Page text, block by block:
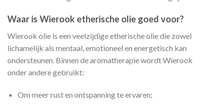
Waar is Wierook etherische olie goed voor?
Wierook olie is een veelzijdige etherische olie die zowel
lichamelijk als mentaal, emotioneel en energetisch kan
ondersteunen. Binnen de aromatherapie wordt Wierook
onder andere gebruikt:
Om meer rust en ontspanning te ervaren;